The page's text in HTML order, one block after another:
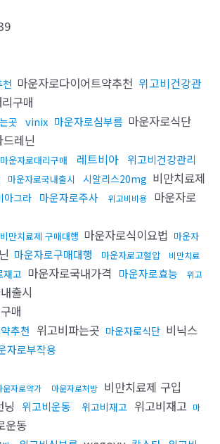
마운자로다이어트약추천 위고비건강관
구매
곳 vinix 마운자로심부름 마운자로식단
드레닌
마운자로대리구매 레트비아 위고비건강관리
마운자로국내출시 시알리스20mg 비만치료제
아그라 마운자로주사 위고비비용
마운자로
비만치료제 구매대행 마운자로식이요법 마운자
마운자로구매대행 마운자로고혈압
비만치료
재고 마운자로국내가격 마운자로효능
위고
출시
매
추천 위고비파는곳 마운자로식단 비닉스
자로부작용
운자로약가 마운자로처방 비만치료제 구입
닝 위고비운동 위고비재고 위고비재고 마
운동